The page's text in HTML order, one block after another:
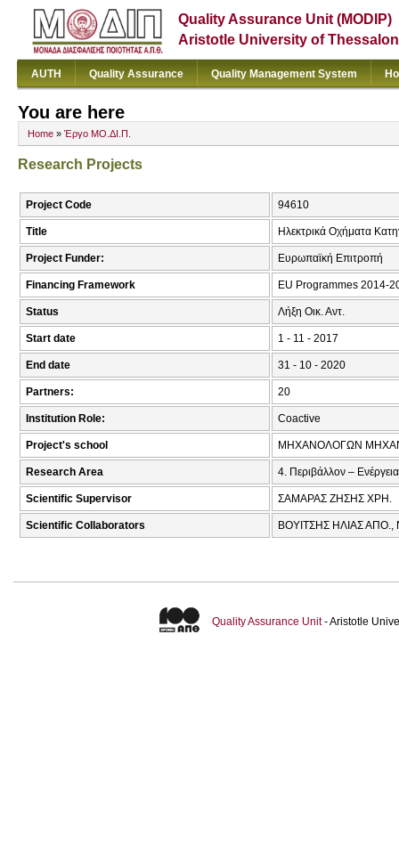
Quality Assurance Unit (MODIP)
Aristotle University of
AUTH Quality Assurance Quality Management System
You are here
Home » Έργο ΜΟ.ΔΙ.Π.
Research Projects
Project Code 94610
Title Ηλεκτρικά Οχήματα
Project Funder: Ευρωπαϊκή Επιτροπή
Financing Framework EU Programmes 2014-
Status Λήξη Οικ. Αντ.
Start date 1 - 11 - 2017
End date 31 - 10 - 2020
Partners: 20
Institution Role: Coactive
Project's school ΜΗΧΑΝΟΛΟΓΩΝ
Research Area 4. Περιβάλλον – Ενέργεια
Scientific Supervisor ΣΑΜΑΡΑΣ ΖΗΣΗΣ ΧΡΗ.
Scientific Collaborators ΒΟΥΙΤΣΗΣ ΗΛΙΑΣ
Quality Assurance Unit- Aristotle